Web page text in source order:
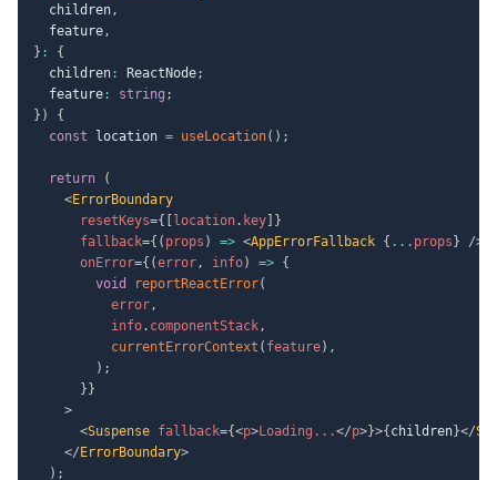
  children
,
  feature
,
} :
{
  children
: ReactNode;
  feature
: string ;
} )
{
const location = useLocation( ) ;
return
(
<ErrorBoundary
resetKeys={ location. key
}
fallback={ ( props ) => <AppErrorFallback { ... props } />
onError={ (error, info) => {
void
reportReactError(
          error
,
          info
. componentStack,
currentErrorContext ( feature) ,
) ;
} }
>
<Suspense fallback={<p>Loading...</p>}>{ children}</
</ ErrorBoundary>
) ;